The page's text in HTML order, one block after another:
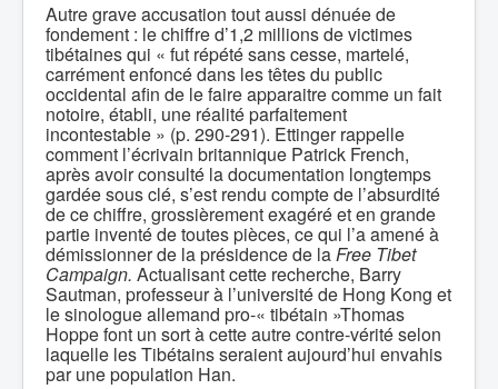
Autre grave accusation tout aussi dénuée de
fondement : le chiffre d’1,2 millions de victimes
tibétaines qui « fut répété sans cesse, martelé,
carrément enfoncé dans les têtes du public
occidental afin de le faire apparaitre comme un fait
notoire, établi, une réalité parfaitement
incontestable » (p. 290-291). Ettinger rappelle
comment l’écrivain britannique Patrick French,
après avoir consulté la documentation longtemps
gardée sous clé, s’est rendu compte de l’absurdité
de ce chiffre, grossièrement exagéré et en grande
partie inventé de toutes pièces, ce qui l’a amené à
démissionner de la présidence de laFree Tibet
Campaign. Actualisant cette recherche, Barry
Sautman, professeur à l’université de Hong Kong et
le sinologue allemand pro-« tibétain »Thomas
Hoppe font un sort à cette autre contre-vérité selon
laquelle les Tibétains seraient aujourd’hui envahis
par une population Han.